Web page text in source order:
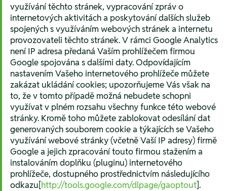
využívání těchto stránek, vypracování zpráv o
internetových aktivitách a poskytování dalších služeb
spojených s využíváním webových stránek a internetu
provozovateli těchto stránek. V rámci Google Analytics
není IP adresa předaná Vaším prohlížečem firmou
Google spojována s dalšími daty. Odpovídajícím
nastavením Vašeho internetového prohlížeče můžete
zakázat ukládání cookies; upozorňujeme Vás však na
to, že v tomto případě možná nebudete schopni
využívat v plném rozsahu všechny funkce této webové
stránky. Kromě toho můžete zablokovat odesílání dat
generovaných souborem cookie a týkajících se Vašeho
využívání webové stránky (včetně Vaší IP adresy) firmě
Google a jejich zpracování touto firmou stažením a
instalováním doplňku (pluginu) internetového
prohlížeče, dostupného prostřednictvím následujícího
odkazu[http://tools.google.com/dlpage/gaoptout].